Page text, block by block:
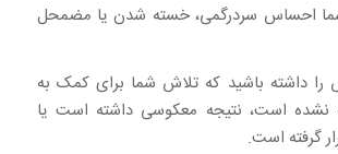
احساس سردرگمی، خسته شدن یا مضمحل
داشته باشید که تلاش شما برای کمک به
نشده است، نتیجه معکوسی داشته است یا
گرفته است.